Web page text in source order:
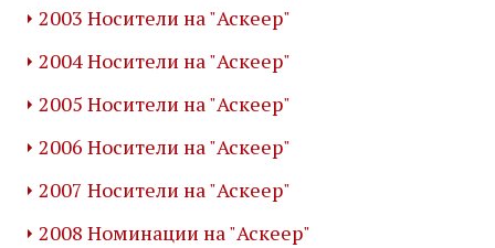
2003 Носители на "Аскеер"
2004 Носители на "Аскеер"
2005 Носители на "Аскеер"
2006 Носители на "Аскеер"
2007 Носители на "Аскеер"
2008 Номинации на "Аскеер"